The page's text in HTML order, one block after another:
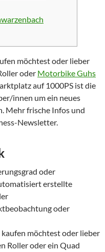
möchtest oder lieber
oder Motorbike Guhs
auf 1000PS ist die
innen um ein neues
Mehr frische Infos und
Newsletter.
oder
erstellte
oder
möchtest oder lieber
Roller oder ein Quad